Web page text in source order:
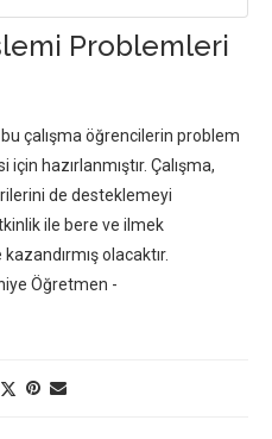
Problemleri
çalışma öğrencilerin problem
hazırlanmıştır. Çalışma,
de desteklemeyi
ile bere ve ilmek
olacaktır.
Öğretmen -